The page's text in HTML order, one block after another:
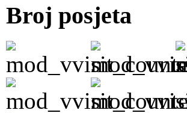
Broj posjeta